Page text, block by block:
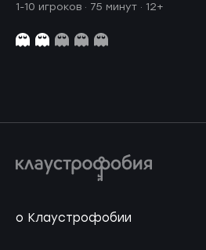
1-10 игроков · 75 минут · 12+
о Клаустрофобии